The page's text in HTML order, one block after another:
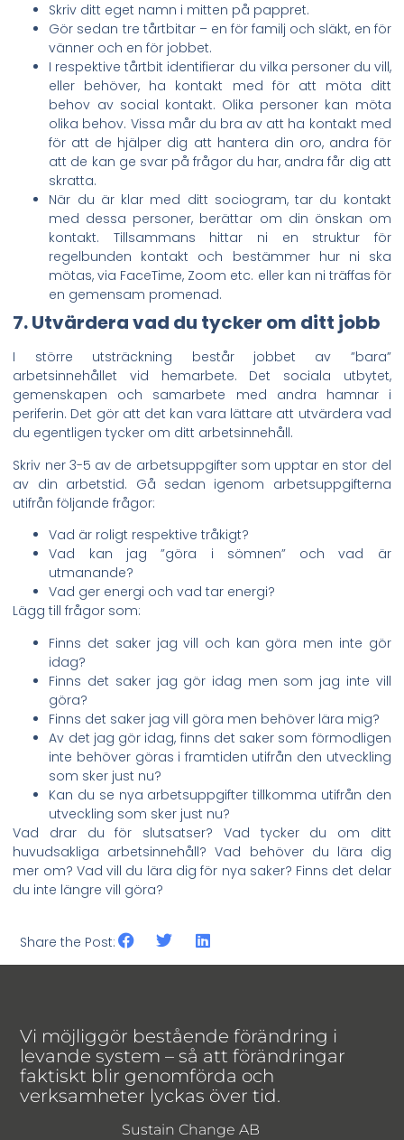
Skriv ditt eget namn i mitten på pappret.
Gör sedan tre tårtbitar – en för familj och släkt, en för
vänner och en för jobbet.
I respektive tårtbit identifierar du vilka personer du vill,
eller behöver, ha kontakt med för att möta ditt
behov av social kontakt. Olika personer kan möta
olika behov. Vissa mår du bra av att ha kontakt med
för att de hjälper dig att hantera din oro, andra för
att de kan ge svar på frågor du har, andra får dig att
skratta.
När du är klar med ditt sociogram, tar du kontakt
med dessa personer, berättar om din önskan om
kontakt. Tillsammans hittar ni en struktur för
regelbunden kontakt och bestämmer hur ni ska
mötas, via FaceTime, Zoom etc. eller kan ni träffas för
en gemensam promenad.
7. Utvärdera vad du tycker om ditt jobb
I större utsträckning består jobbet av ”bara”
arbetsinnehållet vid hemarbete. Det sociala utbytet,
gemenskapen och samarbete med andra hamnar i
periferin. Det gör att det kan vara lättare att utvärdera vad
du egentligen tycker om ditt arbetsinnehåll.
Skriv ner 3-5 av de arbetsuppgifter som upptar en stor del
av din arbetstid. Gå sedan igenom arbetsuppgifterna
utifrån följande frågor:
Vad är roligt respektive tråkigt?
Vad kan jag ”göra i sömnen” och vad är
utmanande?
Vad ger energi och vad tar energi?
Lägg till frågor som:
Finns det saker jag vill och kan göra men inte gör
idag?
Finns det saker jag gör idag men som jag inte vill
göra?
Finns det saker jag vill göra men behöver lära mig?
Av det jag gör idag, finns det saker som förmodligen
inte behöver göras i framtiden utifrån den utveckling
som sker just nu?
Kan du se nya arbetsuppgifter tillkomma utifrån den
utveckling som sker just nu?
Vad drar du för slutsatser? Vad tycker du om ditt
huvudsakliga arbetsinnehåll? Vad behöver du lära dig
mer om? Vad vill du lära dig för nya saker? Finns det delar
du inte längre vill göra?
Share the Post:
Vi möjliggör bestående förändring i
levande system – så att förändringar
faktiskt blir genomförda och
verksamheter lyckas över tid.
Sustain Change AB